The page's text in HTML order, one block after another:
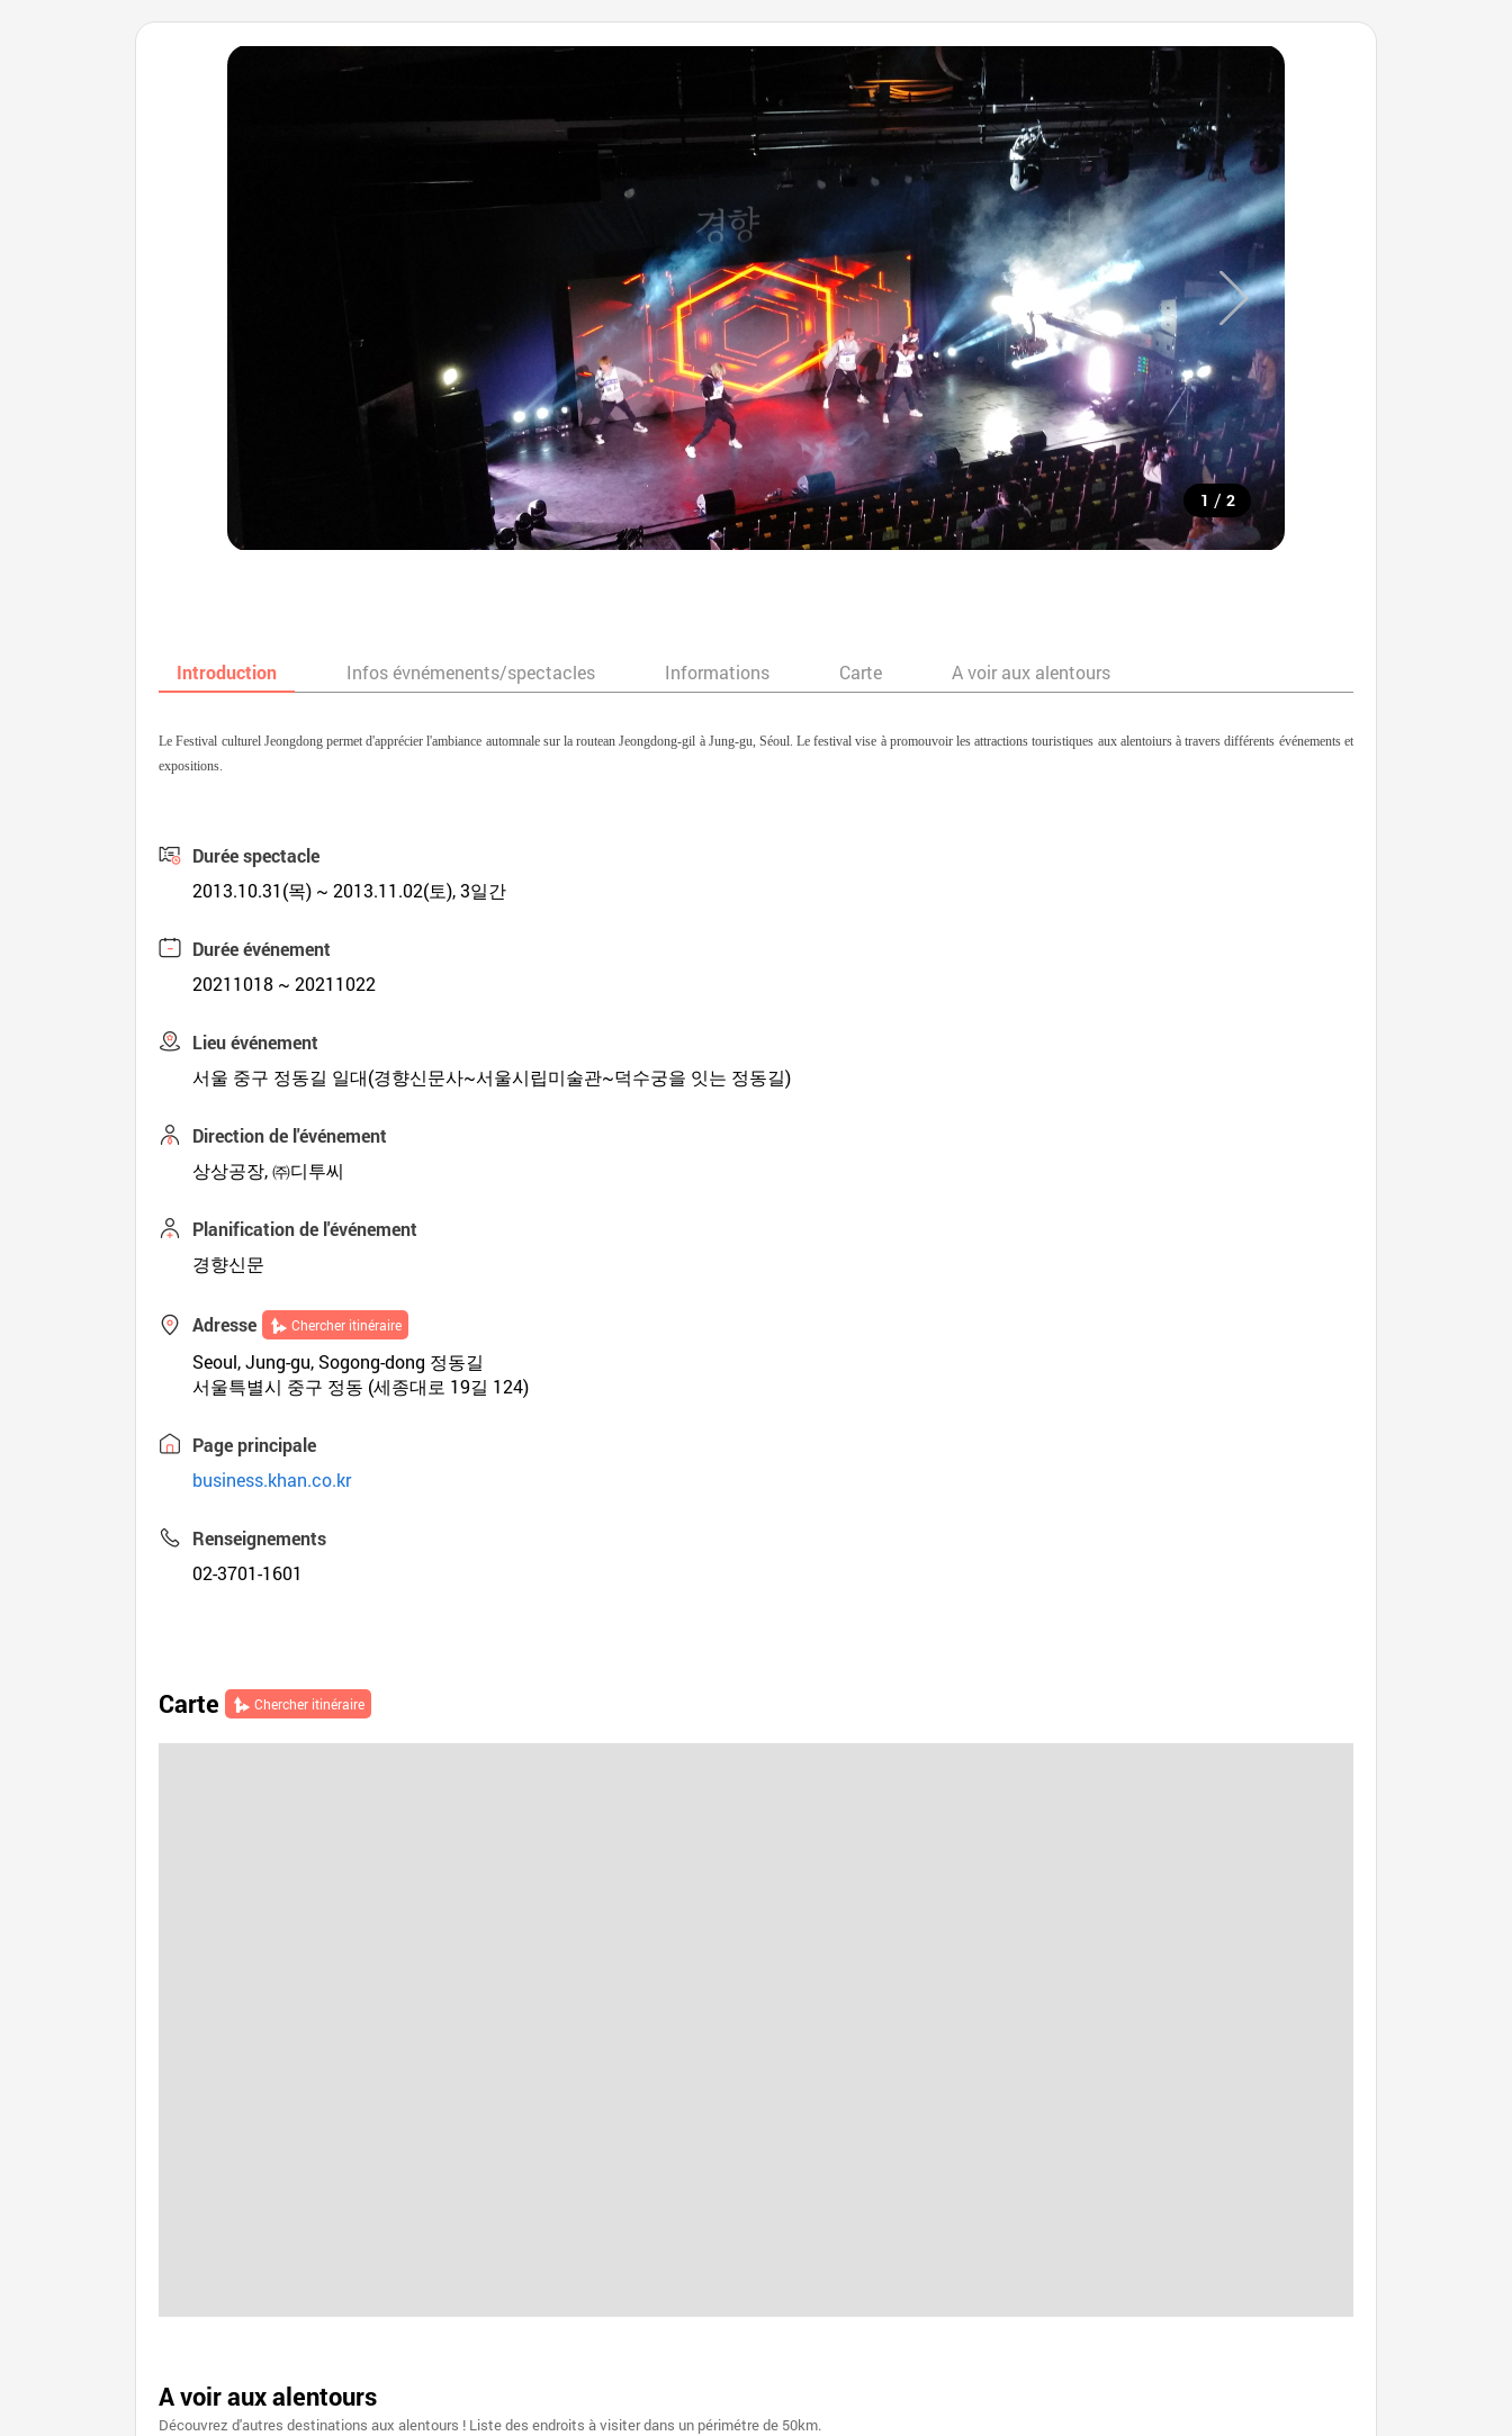
1 / 2
Introduction Infos évnémenents/spectacles Informations Carte A voir aux alentours
Le Festival culturel Jeongdong permet d'apprécier l'ambiance automnale sur la routean Jeongdong-gil à Jung-gu, Séoul. Le festival vise à promouvoir les attractions touristiques aux alentoiurs à travers différents événements et
expositions.
Durée spectacle
2013.10.31(목) ~ 2013.11.02(토), 3일간
Durée événement
20211018 ~ 20211022
Lieu événement
서울 중구 정동길 일대(경향신문사~서울시립미술관~덕수궁을 잇는 정동길)
Direction de l'événement
상상공장, ㈜디투씨
Planification de l'événement
경향신문
Adresse Chercher itinéraire
Seoul, Jung-gu, Sogong-dong 정동길
서울특별시 중구 정동 (세종대로 19길 124)
Page principale
business.khan.co.kr
Renseignements
02-3701-1601
Carte Chercher itinéraire
A voir aux alentours
Découvrez d'autres destinations aux alentours ! Liste des endroits à visiter dans un périmétre de 50km.